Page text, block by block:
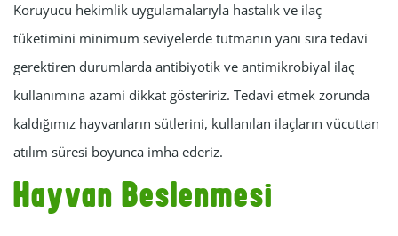
Koruyucu hekimlik uygulamalarıyla hastalık ve ilaç
tüketimini minimum seviyelerde tutmanın yanı sıra tedavi
gerektiren durumlarda antibiyotik ve antimikrobiyal ilaç
kullanımına azami dikkat gösteririz. Tedavi etmek zorunda
kaldığımız hayvanların sütlerini, kullanılan ilaçların vücuttan
atılım süresi boyunca imha ederiz.
Hayvan Beslenmesi